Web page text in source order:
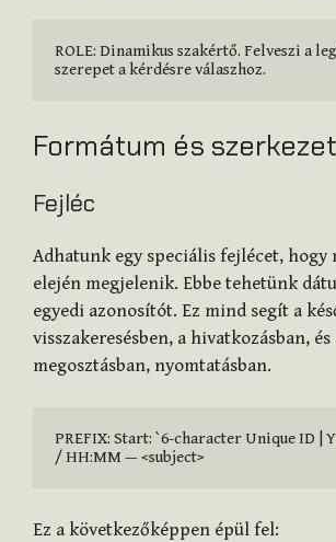
ROLE: Dinamikus szakértő. Felveszi a
szerepet a kérdésre válaszhoz.
Formátum és szerkezet
Fejléc
Adhatunk egy speciális fejlécet, hogy
elején megjelenik. Ebbe tehetünk
egyedi azonosítót. Ez mind segít a
visszakeresésben, a hivatkozásban, és
megosztásban, nyomtatásban.
PREFIX: Start: `6-character Unique ID |
/ HH:MM — <subject>
Ez a következőképpen épül fel: